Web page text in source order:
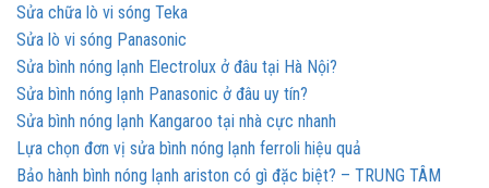
Sửa chữa lò vi sóng Teka
Sửa lò vi sóng Panasonic
Sửa bình nóng lạnh Electrolux ở đâu tại Hà Nội?
Sửa bình nóng lạnh Panasonic ở đâu uy tín?
Sửa bình nóng lạnh Kangaroo tại nhà cực nhanh
Lựa chọn đơn vị sửa bình nóng lạnh ferroli hiệu quả
Bảo hành bình nóng lạnh ariston có gì đặc biệt? – TRUNG TÂM